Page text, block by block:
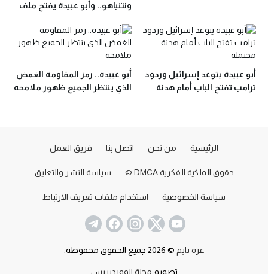
ونتنياهو.. وأبو عبيدة يفتح ملف
أبو عبيدة يتوعد إسرائيل وردود
ترامب تفتح الباب أمام هدنة
أبو عبيدة.. رمز المقاومة الغمض
الذي ينتظر الجميع ظهور ملامحه
الرئيسية من نحن اتصل بنا فريق العمل
حقوق الملكية الفكرية DMCA © سياسة النشر والتعليق
سياسة الخصوصية استخدام ملفات تعريف الارتباط
غزة تايم © 2026 جميع الحقوق محفوظة.
تصميم مجلة الووردبريس